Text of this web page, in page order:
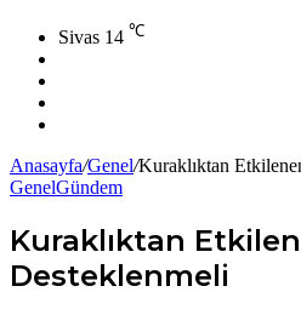
Sivas 14 ℃
Anasayfa/Genel/Kuraklıktan
GenelGündem
Kuraklıktan
Desteklenmeli